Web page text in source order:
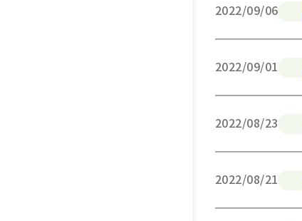
2022/09/06
2022/09/01
2022/08/23
2022/08/21